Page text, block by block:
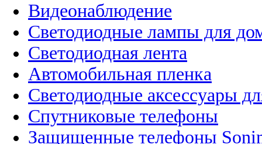
Видеонаблюдение
Светодиодные лампы для
Светодиодная лента
Автомобильная пленка
Светодиодные аксессуары
Спутниковые телефоны
Защищенные телефоны